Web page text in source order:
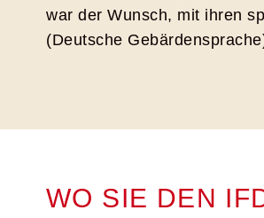
war der Wunsch, mit ihren
(Deutsche
WO SIE DEN